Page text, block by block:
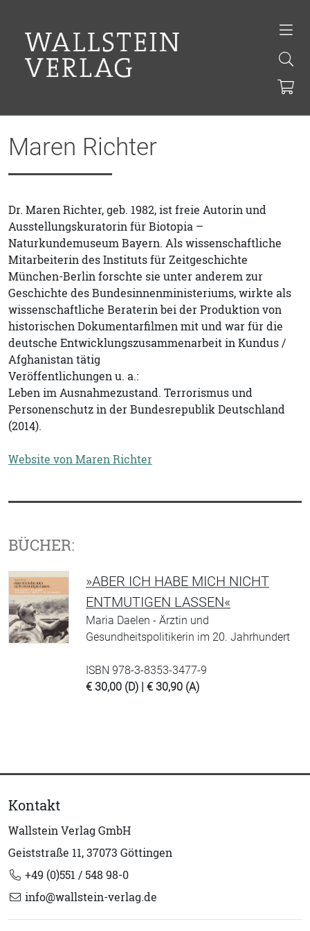
Maren Richter
Dr. Maren Richter, geb. 1982, ist freie Autorin und
Ausstellungskuratorin für Biotopia –
Naturkundemuseum Bayern. Als wissenschaftliche
Mitarbeiterin des Instituts für Zeitgeschichte
München-Berlin forschte sie unter anderem zur
Geschichte des Bundesinnenministeriums, wirkte als
wissenschaftliche Beraterin bei der Produktion von
historischen Dokumentarfilmen mit und war für die
deutsche Entwicklungszusammenarbeit in Kundus /
Afghanistan tätig
Veröffentlichungen u. a.:
Leben im Ausnahmezustand. Terrorismus und
Personenschutz in der Bundesrepublik Deutschland
(2014).
Website von Maren Richter
BÜCHER:
»ABER ICH HABE MICH NICHT
ENTMUTIGEN LASSEN«
Maria Daelen - Ärztin und
Gesundheitspolitikerin im 20. Jahrhundert
ISBN 978-3-8353-3477-9
€ 30,00 (D) | € 30,90 (A)
Kontakt
Wallstein Verlag GmbH
Geiststraße 11, 37073 Göttingen
+49 (0)551 / 548 98-0
info@wallstein-verlag.de